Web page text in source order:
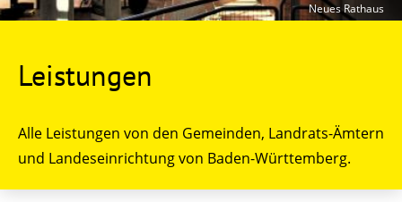
Leistungen
Alle Leistungen von den Gemeinden, Landrats-Ämtern
und Landeseinrichtung von Baden-Württemberg.
Neues Rathaus